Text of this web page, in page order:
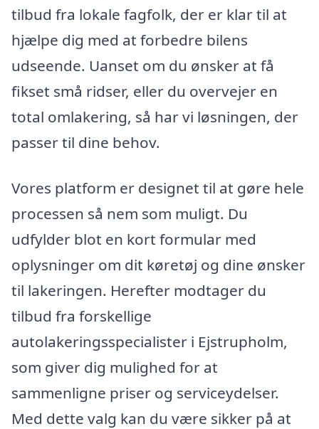
tilbud fra lokale fagfolk, der er klar til at
hjælpe dig med at forbedre bilens
udseende. Uanset om du ønsker at få
fikset små ridser, eller du overvejer en
total omlakering, så har vi løsningen, der
passer til dine behov.
Vores platform er designet til at gøre hele
processen så nem som muligt. Du
udfylder blot en kort formular med
oplysninger om dit køretøj og dine ønsker
til lakeringen. Herefter modtager du
tilbud fra forskellige
autolakeringsspecialister i Ejstrupholm,
som giver dig mulighed for at
sammenligne priser og serviceydelser.
Med dette valg kan du være sikker på at